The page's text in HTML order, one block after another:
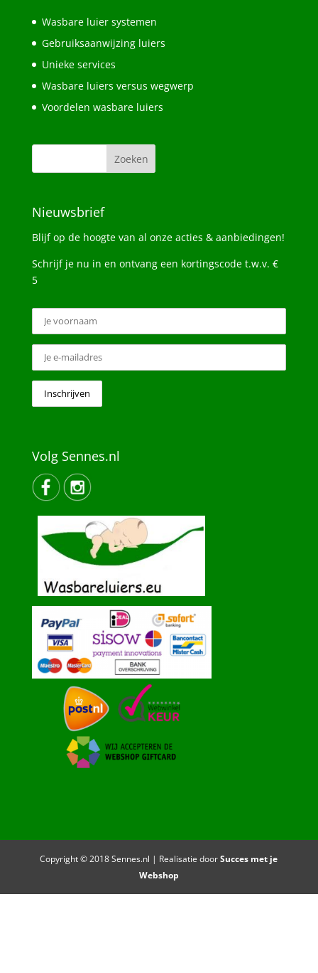
Wasbare luier systemen
Gebruiksaanwijzing luiers
Unieke services
Wasbare luiers versus wegwerp
Voordelen wasbare luiers
Nieuwsbrief
Blijf op de hoogte van al onze acties & aanbiedingen!
Schrijf je nu in en ontvang een kortingscode t.w.v. €
5
Volg Sennes.nl
Copyright © 2018 Sennes.nl | Realisatie doorSucces met je
Webshop